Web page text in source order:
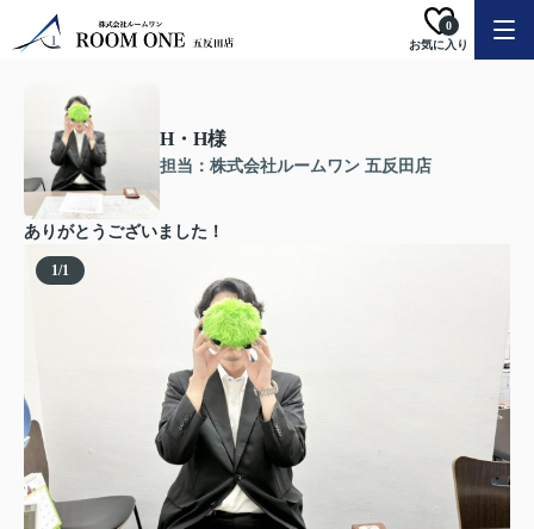
お気に入り
0
H・H様
担当：株式会社ルームワン 五反田店
ありがとうございました！
1/1